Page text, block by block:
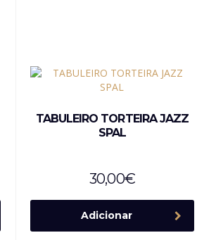
TABULEIRO TORTEIRA JAZZ
SPAL
30,00€
Adicionar